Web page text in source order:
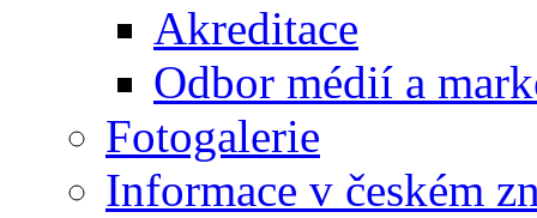
Akreditace
Odbor médií a
Fotogalerie
Informace v českém